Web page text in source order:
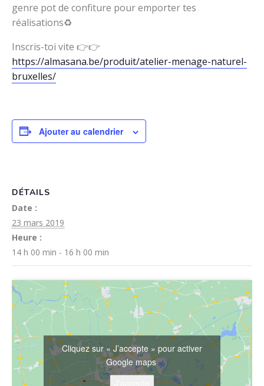
genre pot de confiture pour emporter tes
réalisations♻️
Inscris-toi vite 👉👉
https://almasana.be/produit/atelier-menage-naturel-
bruxelles/
Ajouter au calendrier
DÉTAILS
Date :
23 mars 2019
Heure :
14 h 00 min - 16 h 00 min
Cliquez sur « J’accepte » pour activer
Google maps